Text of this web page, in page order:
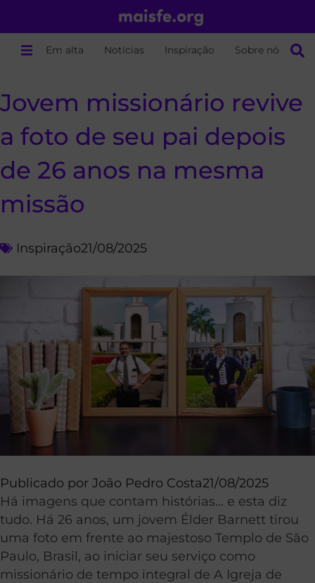
Em alta Notícias Inspiração Sobre nós
Jovem missionário revive
a foto de seu pai depois
de 26 anos na mesma
missão
Inspiração21/08/2025
Publicado por João Pedro Costa21/08/2025
Há imagens que contam histórias… e esta diz
tudo. Há 26 anos, um jovem Élder Barnett tirou
uma foto em frente ao majestoso Templo de São
Paulo, Brasil, ao iniciar seu serviço como
missionário de tempo integral de A Igreja de